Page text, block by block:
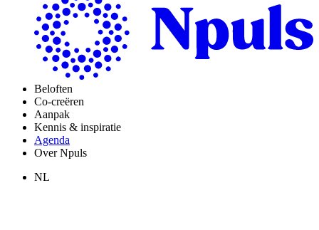
Beloften
Co-creëren
Aanpak
Kennis & inspiratie
Agenda
Over Npuls
NL